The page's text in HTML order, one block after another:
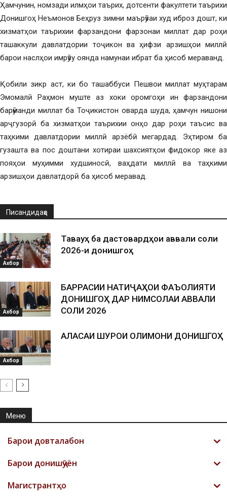
Ҳамчунин, номзади илмҳои таърих, дотсенти факултети таърихи
Донишгоҳ Неъмонов Беҳруз зимни маърӯзаи худ иброз дошт, ки
хизматҳои таърихии фарзандони фарзонаи миллат дар роҳи
ташаккули давлатдории тоҷикон ва ҳифзи арзишҳои миллӣ
барои наслҳои имрӯзу оянда намунаи ибрат ба ҳисоб мераванд.
Қобили зикр аст, ки бо ташаббуси Пешвои миллат муҳтарам
Эмомалӣ Раҳмон муште аз хоки оромгоҳи ин фарзандони
барӯманди миллат ба Тоҷикистон оварда шуда, ҳамчун нишони
арҷгузорӣ ба хизматҳои таърихии онҳо дар роҳи таъсис ва
таҳкими давлатдории миллӣ арзёбӣ мегардад. Эҳтиром ба
гузашта ва пос доштани хотираи шахсиятҳои фидокор яке аз
пояҳои муҳимми худшиносӣ, ваҳдати миллӣ ва таҳкими
арзишҳои давлатдорӣ ба ҳисоб меравад.
Писандидаҳо
Ахбор
Таваҷҷуҳ ба дастовардҳои аввали соли
2026-и донишгоҳ
Ахбор
БАРРАСИИ НАТИҶАҲОИ ФАЪОЛИЯТИ
ДОНИШГОҲ ДАР НИМСОЛАИ АВВАЛИ
СОЛИ 2026
Ахбор
АЛАСАИ ШУРОИ ОЛИМОНИ ДОНИШГОҲ
Меню
Барои довталабон
Барои донишҷӯён
Магистрантҳо